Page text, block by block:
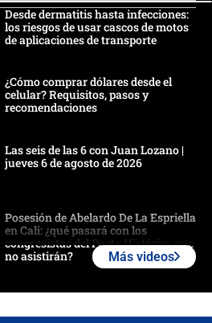
Desde dermatitis hasta infecciones:
los riesgos de usar cascos de motos
de aplicaciones de transporte
¿Cómo comprar dólares desde el
celular? Requisitos, pasos y
recomendaciones
Las seis de las 6 con Juan Lozano |
jueves 6 de agosto de 2026
Posesión de Abelardo De La Espriella
en Cali: ¿qué pasará con los
congresistas del Pacto Histórico que
no asistirán?
Más videos